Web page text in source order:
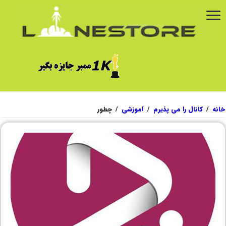
خانه / کانال را می پذیرم / آموزشی / چطور